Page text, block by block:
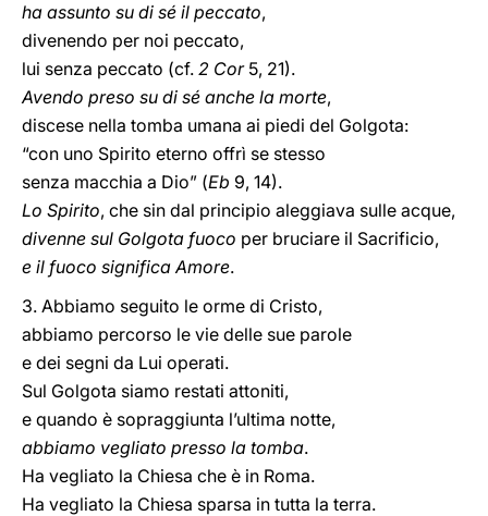
ha assunto su di sé il peccato,
divenendo per noi peccato,
lui senza peccato (cf. 2 Cor5, 21).
Avendo preso su di sé anche la morte,
discese nella tomba umana ai piedi del Golgota:
“con uno Spirito eterno offrì se stesso
senza macchia a Dio” (Eb 9, 14).
Lo Spirito, che sin dal principio aleggiava sulle acque,
divenne sul Golgota fuoco per bruciare il Sacrificio,
e il fuoco significa Amore.
3. Abbiamo seguito le orme di Cristo,
abbiamo percorso le vie delle sue parole
e dei segni da Lui operati.
Sul Golgota siamo restati attoniti,
e quando è sopraggiunta l’ultima notte,
abbiamo vegliato presso la tomba.
Ha vegliato la Chiesa che è in Roma.
Ha vegliato la Chiesa sparsa in tutta la terra.